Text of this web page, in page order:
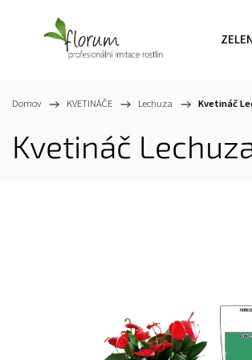
Domov / KVETINÁČE / Lechuza / Kvetináč
Kvetináč